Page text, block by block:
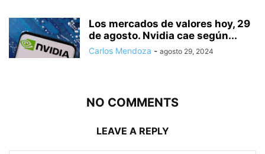
Los mercados de valores hoy, 29
de agosto. Nvidia cae según...
Carlos Mendoza - agosto 29, 2024
NO COMMENTS
LEAVE A REPLY